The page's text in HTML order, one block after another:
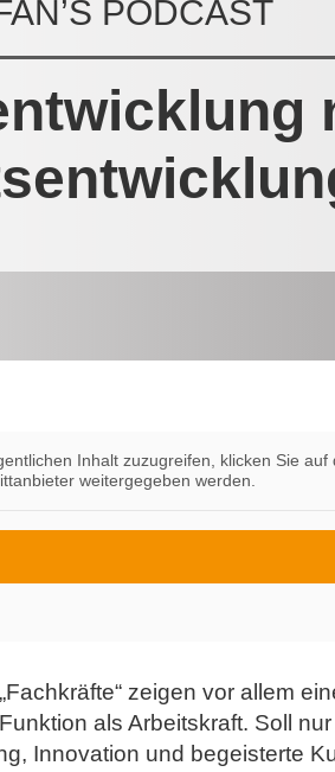
PODCAST
Inhalt zuzugreifen, klicken Sie auf
weitergegeben werden.
zeigen vor allem
als Arbeitskraft. Soll nur
Innovation und begeisterte